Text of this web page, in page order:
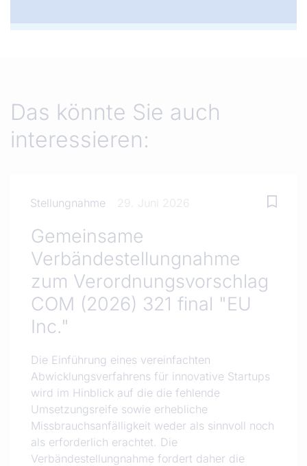
Das könnte Sie auch
interessieren:
Stellungnahme 29. Juni 2026
Gemeinsame
Verbändestellungnahme
zum Verordnungsvorschlag
COM (2026) 321 final "EU
Inc."
Die Einführung eines vereinfachten
Abwicklungsverfahrens für innovative Startups
wird im Hinblick auf die die fehlende
Umsetzungsreife sowie erhebliche
Missbrauchsanfälligkeit weder als sinnvoll noch
als erforderlich erachtet. Die
Verbändestellungnahme fordert daher die